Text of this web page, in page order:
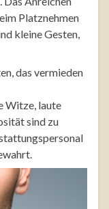
Platznehmen
kleine Gesten,
das vermieden
Witze, laute
sind zu